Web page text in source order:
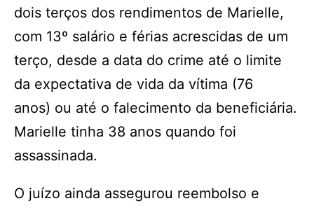
dois terços dos rendimentos de Marielle,
com 13º salário e férias acrescidas de um
terço, desde a data do crime até o limite
da expectativa de vida da vítima (76
anos) ou até o falecimento da beneficiária.
Marielle tinha 38 anos quando foi
assassinada.
O juízo ainda assegurou reembolso e